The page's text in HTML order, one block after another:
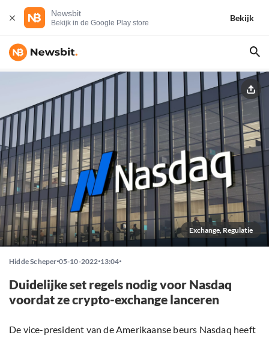
Newsbit
Bekijk in de Google Play store
Bekijk
Exchange, Regulatie
Hidde Scheper 05-10-2022 13:04
Duidelijke set regels nodig voor Nasdaq
voordat ze crypto-exchange lanceren
De vice-president van de Amerikaanse beurs Nasdaq heeft